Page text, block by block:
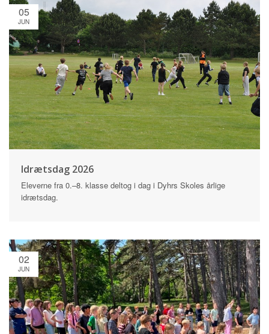
05
JUN
Idrætsdag 2026
Eleverne fra 0.–8. klasse deltog i dag i Dyhrs Skoles årlige
idrætsdag.
02
JUN